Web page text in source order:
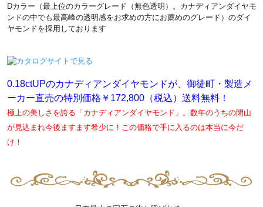
Dカラー（最上位のカラーグレード（無色透明）。カナディアンダイヤモ
ンドの中でも最高峰の透明感をお求めの方にお薦めのグレード）のダイ
ヤモンドを採用しております
0.18ctUPのカナディアンダイヤモンドが、御徒町・製造メ
ーカー直売の特別価格￥172,800（税込）送料無料！
極上の美しさを誇る「カナディアンダイヤモンド」。数年のうちの閉山
が見込まれ今後ますます希少に！この価格で手に入るのは本当に今だ
け！